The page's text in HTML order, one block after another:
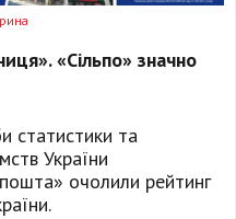
«Сільпо» значно
статистики та
України
очолили рейтинг